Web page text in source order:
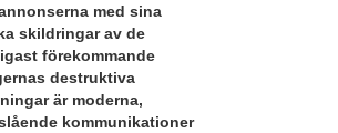
med sina
skildringar av de
förekommande
destruktiva
är moderna,
kommunikationer